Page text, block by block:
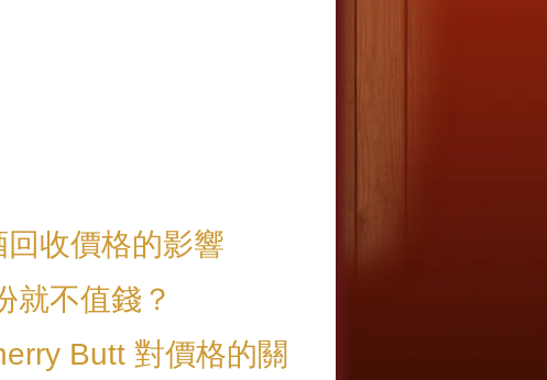
收價格的影響
就不值錢？
Butt 對價格的關